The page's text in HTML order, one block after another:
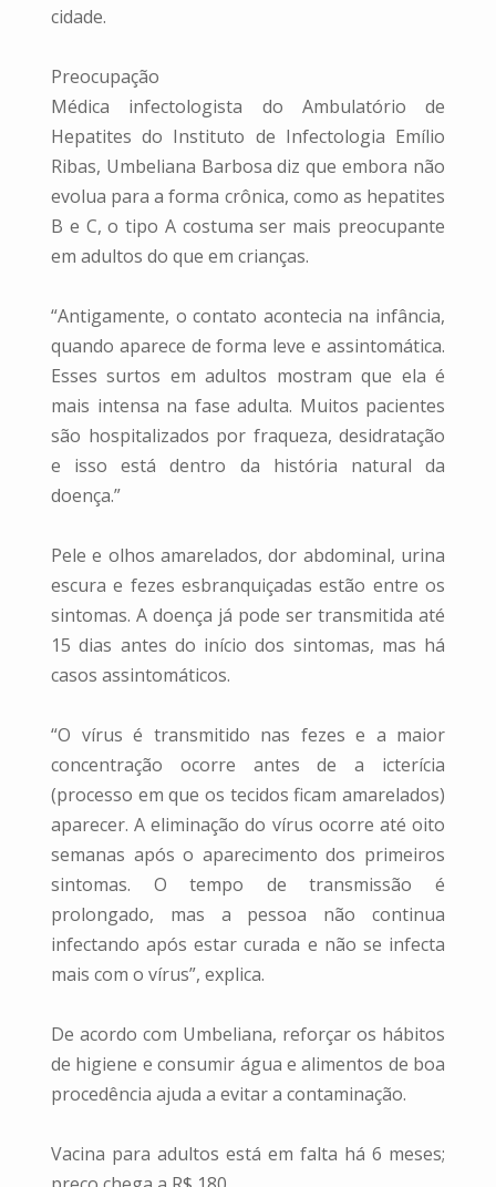
cidade.
Preocupação
Médica infectologista do Ambulatório de
Hepatites do Instituto de Infectologia Emílio
Ribas, Umbeliana Barbosa diz que embora não
evolua para a forma crônica, como as hepatites
B e C, o tipo A costuma ser mais preocupante
em adultos do que em crianças.
“Antigamente, o contato acontecia na infância,
quando aparece de forma leve e assintomática.
Esses surtos em adultos mostram que ela é
mais intensa na fase adulta. Muitos pacientes
são hospitalizados por fraqueza, desidratação
e isso está dentro da história natural da
doença.”
Pele e olhos amarelados, dor abdominal, urina
escura e fezes esbranquiçadas estão entre os
sintomas. A doença já pode ser transmitida até
15 dias antes do início dos sintomas, mas há
casos assintomáticos.
“O vírus é transmitido nas fezes e a maior
concentração ocorre antes de a icterícia
(processo em que os tecidos ficam amarelados)
aparecer. A eliminação do vírus ocorre até oito
semanas após o aparecimento dos primeiros
sintomas. O tempo de transmissão é
prolongado, mas a pessoa não continua
infectando após estar curada e não se infecta
mais com o vírus”, explica.
De acordo com Umbeliana, reforçar os hábitos
de higiene e consumir água e alimentos de boa
procedência ajuda a evitar a contaminação.
Vacina para adultos está em falta há 6 meses;